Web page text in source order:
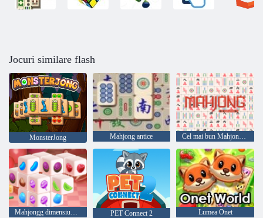
Jocuri similare flash
MonsterJong Mahjong antice Cel mai bun Mahjong clasic
Mahjongg dimensiuni bomboane PET Connect 2 Lumea Onet